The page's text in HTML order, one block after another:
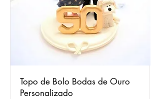
Topo de Bolo Bodas de Ouro
Personalizado